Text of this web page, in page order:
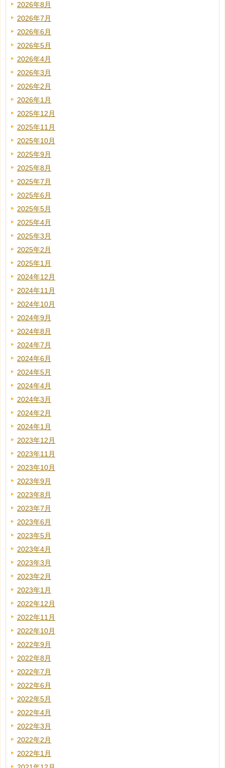
2026年8月
2026年7月
2026年6月
2026年5月
2026年4月
2026年3月
2026年2月
2026年1月
2025年12月
2025年11月
2025年10月
2025年9月
2025年8月
2025年7月
2025年6月
2025年5月
2025年4月
2025年3月
2025年2月
2025年1月
2024年12月
2024年11月
2024年10月
2024年9月
2024年8月
2024年7月
2024年6月
2024年5月
2024年4月
2024年3月
2024年2月
2024年1月
2023年12月
2023年11月
2023年10月
2023年9月
2023年8月
2023年7月
2023年6月
2023年5月
2023年4月
2023年3月
2023年2月
2023年1月
2022年12月
2022年11月
2022年10月
2022年9月
2022年8月
2022年7月
2022年6月
2022年5月
2022年4月
2022年3月
2022年2月
2022年1月